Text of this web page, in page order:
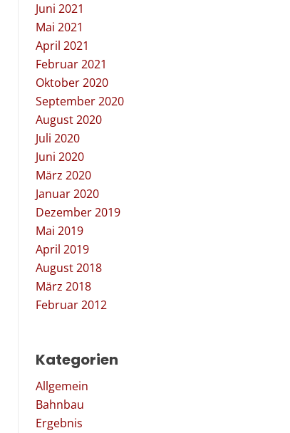
Juni 2021
Mai 2021
April 2021
Februar 2021
Oktober 2020
September 2020
August 2020
Juli 2020
Juni 2020
März 2020
Januar 2020
Dezember 2019
Mai 2019
April 2019
August 2018
März 2018
Februar 2012
Kategorien
Allgemein
Bahnbau
Ergebnis